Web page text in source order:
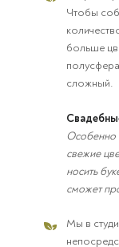
Чтобы
больше
сложный.
Особенно
свежие
носить
сможет
Мы в